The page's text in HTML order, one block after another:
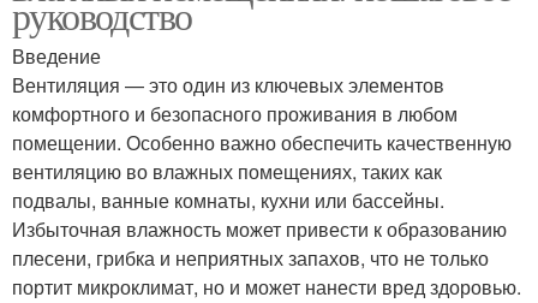
руководство
Введение
Вентиляция — это один из ключевых элементов
комфортного и безопасного проживания в любом
помещении. Особенно важно обеспечить качественную
вентиляцию во влажных помещениях, таких как
подвалы, ванные комнаты, кухни или бассейны.
Избыточная влажность может привести к образованию
плесени, грибка и неприятных запахов, что не только
портит микроклимат, но и может нанести вред здоровью.